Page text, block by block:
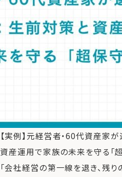
【実例】元経営者・60代資産家
資産運用で家族の未来を守る「
「会社経営の第一線を退き、残